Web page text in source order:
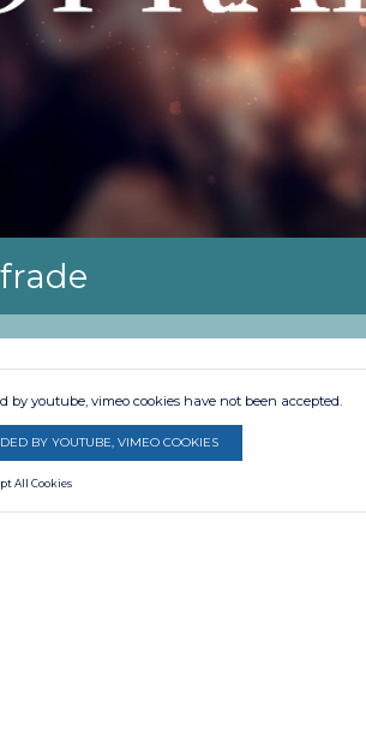
youtube, vimeo cookies have not been accepted.
BY YOUTUBE, VIMEO COOKIES
All Cookies